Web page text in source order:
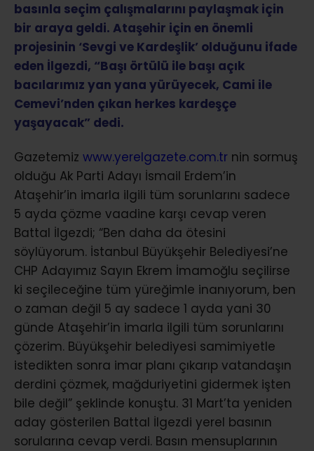
basınla seçim çalışmalarını paylaşmak için
bir araya geldi. Ataşehir için en önemli
projesinin ‘Sevgi ve Kardeşlik’ olduğunu ifade
eden İlgezdi, “Başı örtülü ile başı açık
bacılarımız yan yana yürüyecek, Cami ile
Cemevi’nden çıkan herkes kardeşçe
yaşayacak” dedi.
Gazetemiz www.yerelgazete.com.tr nin sormuş
olduğu Ak Parti Adayı İsmail Erdem’in
Ataşehir’in imarla ilgili tüm sorunlarını sadece
5 ayda çözme vaadine karşı cevap veren
Battal İlgezdi; “Ben daha da ötesini
söylüyorum. İstanbul Büyükşehir Belediyesi’ne
CHP Adayımız Sayın Ekrem İmamoğlu seçilirse
ki seçileceğine tüm yüreğimle inanıyorum, ben
o zaman değil 5 ay sadece 1 ayda yani 30
günde Ataşehir’in imarla ilgili tüm sorunlarını
çözerim. Büyükşehir belediyesi samimiyetle
istedikten sonra imar planı çıkarıp vatandaşın
derdini çözmek, mağduriyetini gidermek işten
bile değil” şeklinde konuştu. 31 Mart’ta yeniden
aday gösterilen Battal İlgezdi yerel basının
sorularına cevap verdi. Basın mensuplarının